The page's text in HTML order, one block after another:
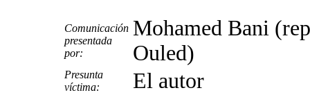
Comunicación
presentada
por:
Mohamed Bani
Ouled)
Presunta
víctima:
El autor